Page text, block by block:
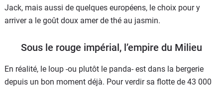
Jack, mais aussi de quelques européens, le choix pour y
arriver a le goût doux amer de thé au jasmin.
Sous le rouge impérial, l’empire du Milieu
En réalité, le loup -ou plutôt le panda- est dans la bergerie
depuis un bon moment déjà. Pour verdir sa flotte de 43 000